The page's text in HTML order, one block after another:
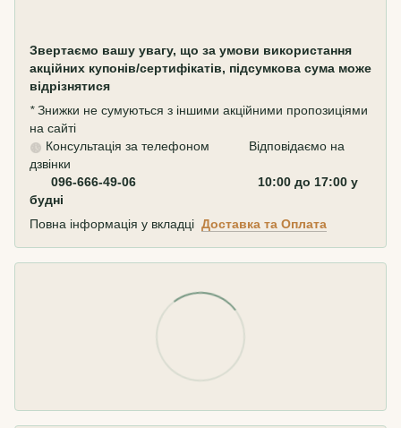
Звертаємо вашу увагу, що за умови використання
акційних купонів/сертифікатів, підсумкова сума може
відрізнятися
*Знижки не сумуються з іншими акційними пропозиціями
на сайті
Консультація за телефоном Відповідаємо на
дзвінки
096-666-49-06 10:00 до 17:00 у
будні
Повна інформація у вкладці Доставка та Оплата